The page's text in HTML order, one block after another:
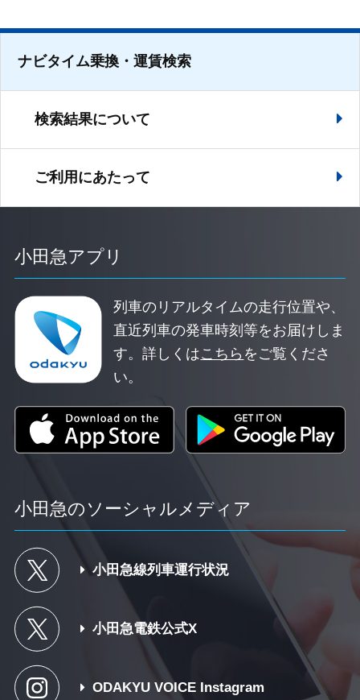
ナビタイム乗換・運賃検索
検索結果について
ご利用にあたって
小田急アプリ
列車のリアルタイムの走行位置や、
直近列車の発車時刻等をお届けしま
す。詳しくはこちら をご覧くださ
い。
小田急のソーシャルメディア
小田急線列車運行状況
小田急電鉄公式X
ODAKYU VOICE Instagram